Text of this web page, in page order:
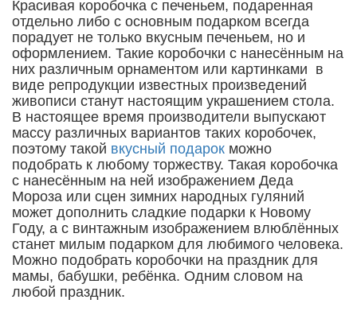
Красивая коробочка с печеньем, подаренная
отдельно либо с основным подарком всегда
порадует не только вкусным печеньем, но и
оформлением. Такие коробочки с нанесённым на
них различным орнаментом или картинками в
виде репродукции известных произведений
живописи станут настоящим украшением стола.
В настоящее время производители выпускают
массу различных вариантов таких коробочек,
поэтому такой вкусный подарок можно
подобрать к любому торжеству. Такая коробочка
с нанесённым на ней изображением Деда
Мороза или сцен зимних народных гуляний
может дополнить сладкие подарки к Новому
Году, а с винтажным изображением влюблённых
станет милым подарком для любимого человека.
Можно подобрать коробочки на праздник для
мамы, бабушки, ребёнка. Одним словом на
любой праздник.